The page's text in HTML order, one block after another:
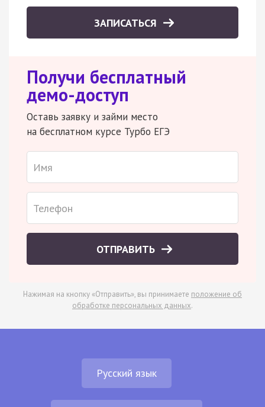
ЗАПИСАТЬСЯ
Получи бесплатный
демо-доступ
Оставь заявку и займи место
на бесплатном курсе Турбо ЕГЭ
ОТПРАВИТЬ
Нажимая на кнопку «Отправить», вы принимаете положение об
обработке персональных данных.
Русский язык